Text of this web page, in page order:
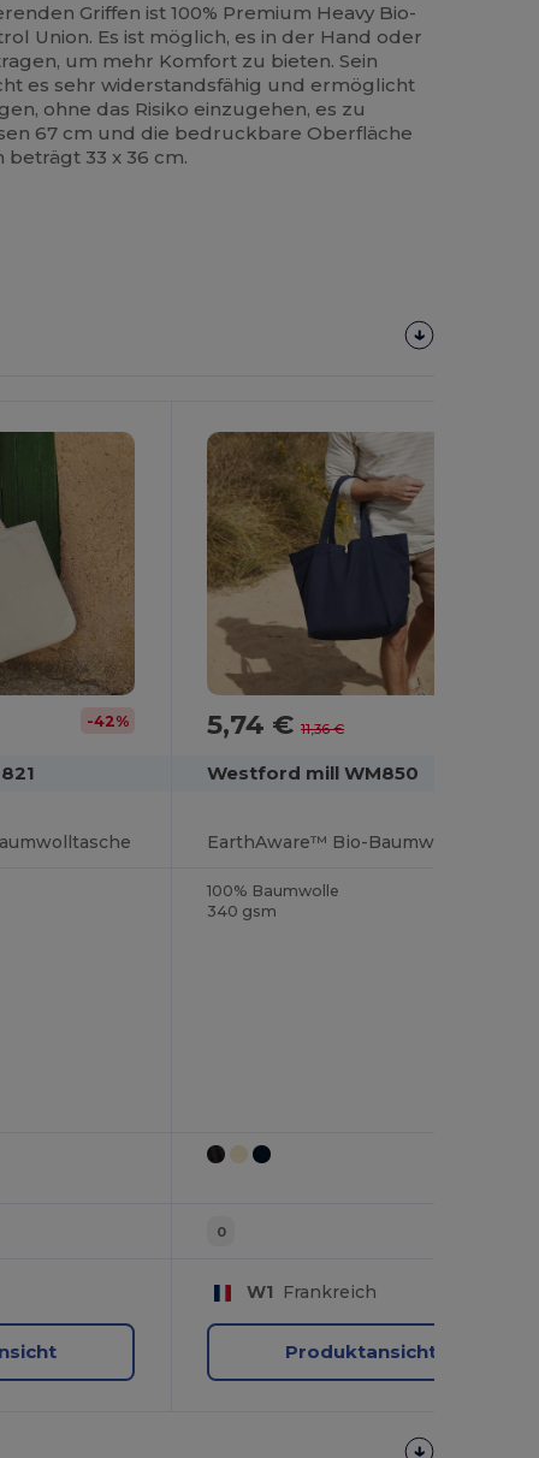
Griffen ist 100% Premium Heavy Bio-
Union. Es ist möglich, es in der Hand oder
um mehr Komfort zu bieten. Sein
es sehr widerstandsfähig und ermöglicht
ohne das Risiko einzugehen, es zu
67 cm und die bedruckbare Oberfläche
33 x 36 cm.
-42% 5,74 €11,36 €
Westford mill WM850
EarthAware™ Bio-Baumwolltasche
100% Baumwolle
340 gsm
0
W1 Frankreich
Produktansicht